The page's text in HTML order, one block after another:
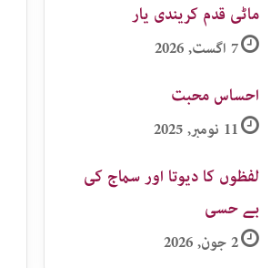
ماٹی قدم کریندی یار
7 اگست, 2026
احساس محبت
11 نومبر, 2025
لفظوں کا دیوتا اور سماج کی
بے حسی
2 جون, 2026